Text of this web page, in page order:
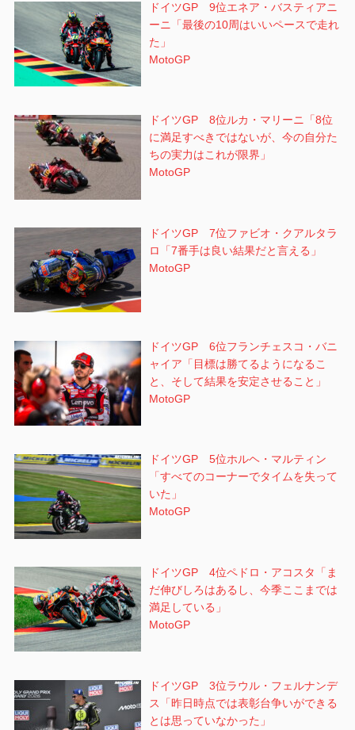
ドイツGP 9位エネア・バスティアニ
ーニ「最後の10周はいいペースで走れ
た」
MotoGP
ドイツGP 8位ルカ・マリーニ「8位
に満足すべきではないが、今の自分た
ちの実力はこれが限界」
MotoGP
ドイツGP 7位ファビオ・クアルタラ
ロ「7番手は良い結果だと言える」
MotoGP
ドイツGP 6位フランチェスコ・バニ
ャイア「目標は勝てるようになるこ
と、そして結果を安定させること」
MotoGP
ドイツGP 5位ホルヘ・マルティン
「すべてのコーナーでタイムを失って
いた」
MotoGP
ドイツGP 4位ペドロ・アコスタ「ま
だ伸びしろはあるし、今季ここまでは
満足している」
MotoGP
ドイツGP 3位ラウル・フェルナンデ
ス「昨日時点では表彰台争いができる
とは思っていなかった」